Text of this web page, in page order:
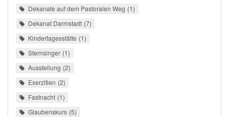
Dekanate auf dem Pastoralen Weg 1
Dekanat Darmstadt 7
Kindertagesstätte 1
Sternsinger 1
Ausstellung 2
Exerzitien 2
Fastnacht 1
Glaubenskurs 5